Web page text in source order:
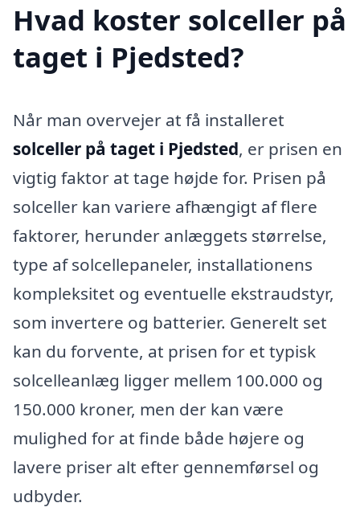
Hvad koster solceller på
taget i Pjedsted?
Når man overvejer at få installeret
solceller på taget i Pjedsted, er prisen en
vigtig faktor at tage højde for. Prisen på
solceller kan variere afhængigt af flere
faktorer, herunder anlæggets størrelse,
type af solcellepaneler, installationens
kompleksitet og eventuelle ekstraudstyr,
som invertere og batterier. Generelt set
kan du forvente, at prisen for et typisk
solcelleanlæg ligger mellem 100.000 og
150.000 kroner, men der kan være
mulighed for at finde både højere og
lavere priser alt efter gennemførsel og
udbyder.